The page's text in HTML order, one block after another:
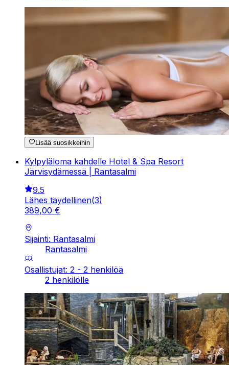
Lisää suosikkeihin
Kylpyläloma kahdelle Hotel & Spa Resort
Järvisydämessä | Rantasalmi
9.5
Lähes täydellinen(3)
389,00 €
Sijainti: Rantasalmi
Rantasalmi
Osallistujat: 2 - 2 henkilöä
2 henkilölle